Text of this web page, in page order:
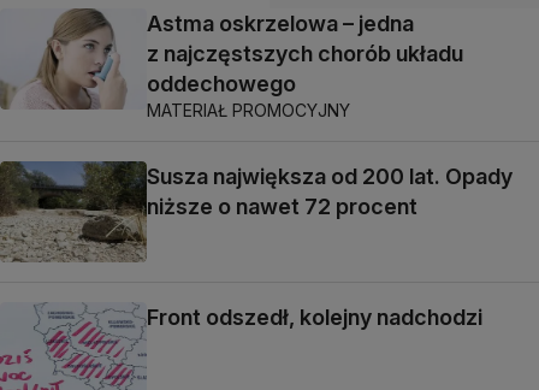
Astma oskrzelowa – jedna
z najczęstszych chorób układu
oddechowego
MATERIAŁ PROMOCYJNY
Susza największa od 200 lat. Opady
niższe o nawet 72 procent
Front odszedł, kolejny nadchodzi